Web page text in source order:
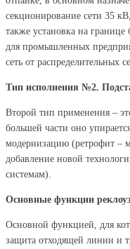
секционирование сети 35
также установка на
для промышленных
сеть от распределительных
Тип исполнения №2.
Второй тип применения –
большей части оно
модернизацию (ретрофит –
добавление новой
системам).
Основные функции
Основной функцией, для
защита отходящей линии и